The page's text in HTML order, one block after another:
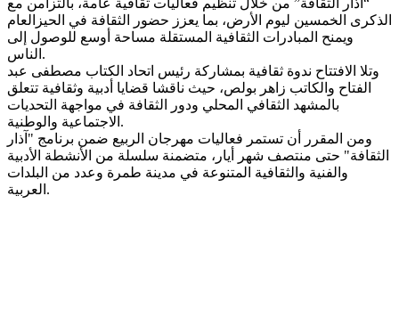
الذكرى الخمسين ليوم الأرض، بما يعزز حضور الثقافة في الحيزالعام
ويمنح المبادرات الثقافية المستقلة مساحة أوسع للوصول إلى
الناس.
وتلا الافتتاح ندوة ثقافية بمشاركة رئيس اتحاد الكتاب مصطفى عبد
الفتاح والكاتب زاهر بولص، حيث ناقشا قضايا أدبية وثقافية تتعلق
بالمشهد الثقافي المحلي ودور الثقافة في مواجهة التحديات
الاجتماعية والوطنية.
ومن المقرر أن تستمر فعاليات مهرجان الربيع ضمن برنامج "آذار
الثقافة" حتى منتصف شهر أيار، متضمنة سلسلة من الأنشطة الأدبية
والفنية والثقافية المتنوعة في مدينة طمرة وعدد من البلدات
العربية.